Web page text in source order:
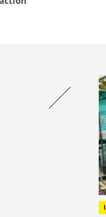
pas le besoin d’évasion
: voyages à
(48%), auberges de
leur maison le temps
le particulier.
yourself » ou « Do it
le partage, l’échange
de commander en ligne
favoriser l’essor de
des répondantes